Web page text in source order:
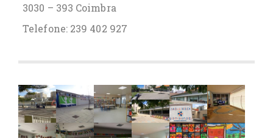
3030 – 393 Coimbra
Telefone: 239 402 927